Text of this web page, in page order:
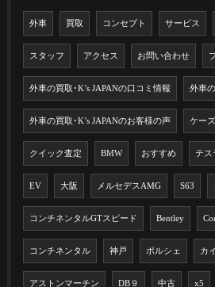
外車 買取 コンセプト サービス
スタッフ アクセス お問い合わせ
外車の買取･K’s JAPANの口コミ情報 外車
外車の買取･K’s JAPANのお客様の声 ケー
クイック査定 BMW おすすめ テス
EV 大阪 メルセデスAMG S63
コンチネンタルGTスピード Bentley
コンチネンタル 神戸 ポルシェ カ
アストンマーチン DB９ 中古 x5